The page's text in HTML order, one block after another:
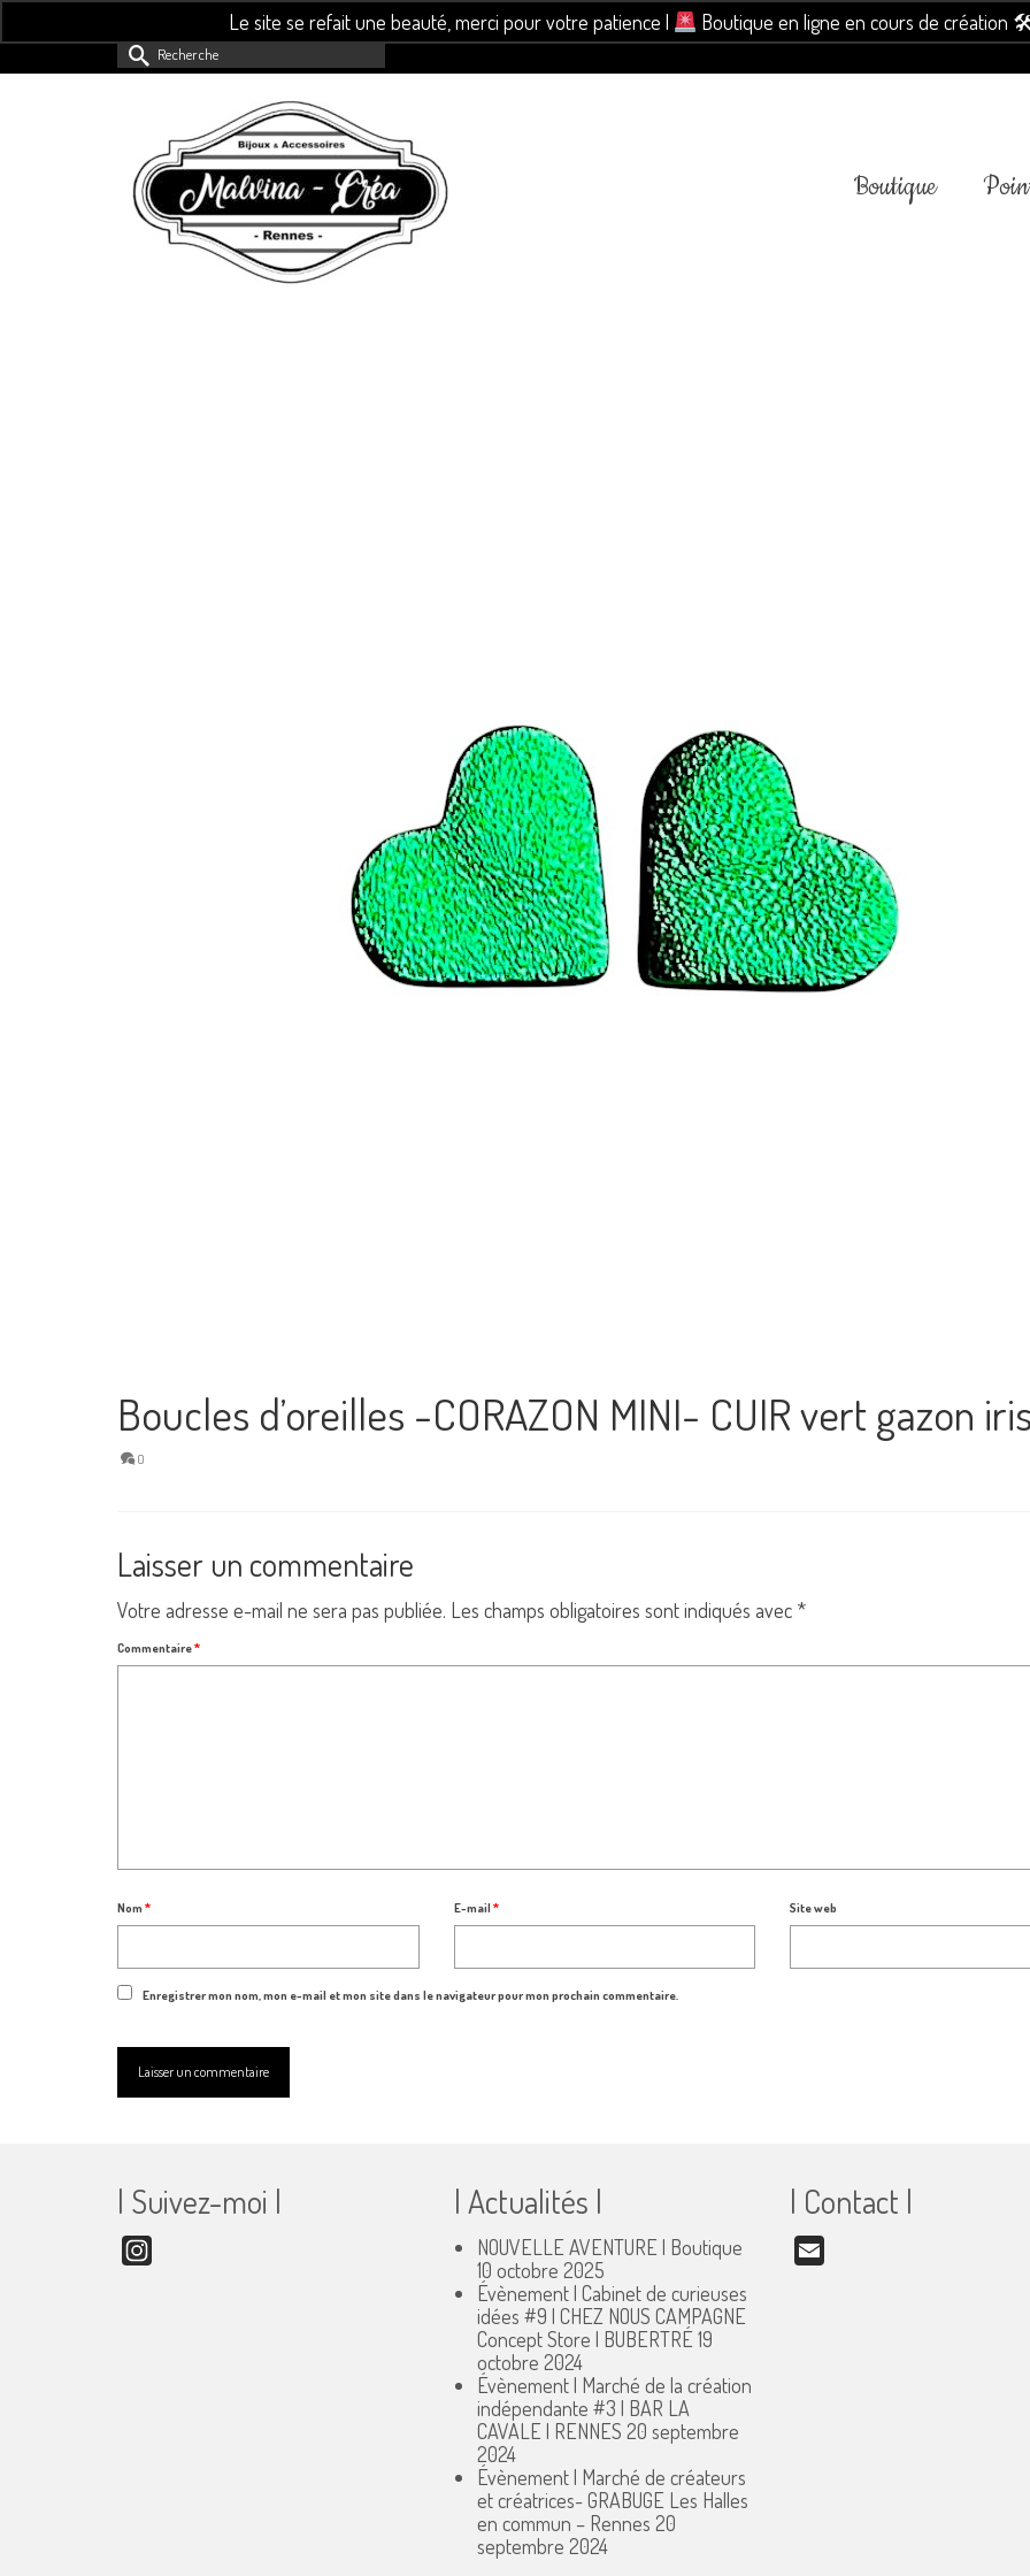
Le site se refait une beauté, merci pour votre patience |
Boutique en ligne en cours de création
Rechercher :
Boutique
Boucles d’oreilles -CORAZON MINI- CUIR vert gazon
0
Laisser un commentaire
Votre adresse e-mail ne sera pas publiée. Les champs obligatoires sont indiqués avec *
Commentaire*
Nom * E-mail* Site web
Enregistrer mon nom, mon e-mail et mon site dans le navigateur pour mon prochain commentaire.
| Suivez-moi | | Actualités |
NOUVELLE AVENTURE | Boutique
10 octobre 2025
Évènement | Cabinet de curieuses
idées #9 | CHEZ NOUS CAMPAGNE
Concept Store | BUBERTRÉ 19
octobre 2024
Évènement | Marché de la création
indépendante #3 | BAR LA
CAVALE | RENNES 20 septembre
2024
Évènement | Marché de créateurs
et créatrices- GRABUGE Les Halles
en commun – Rennes 20
septembre 2024
| Contact |